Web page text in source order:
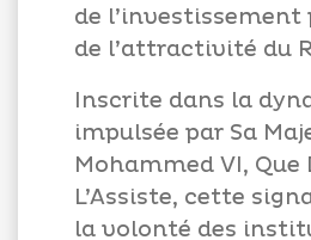
de
de l’attractivité du
Inscrite dans la
impulsée par Sa
Mohammed VI, Que
L’Assiste, cette
la volonté des